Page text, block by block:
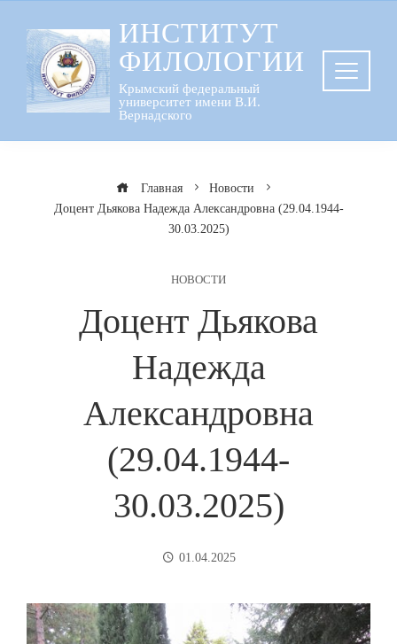
содержанию
ИНСТИТУТ
ФИЛОЛОГИИ
Крымский федеральный
университет имени В.И.
Вернадского
Главная
Новости
Доцент Дьякова Надежда Александровна (29.04.1944-
30.03.2025)
НОВОСТИ
Доцент Дьякова
Надежда
Александровна
(29.04.1944-
30.03.2025)
01.04.2025